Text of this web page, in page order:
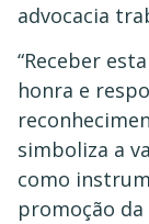
advocacia
“Receber
honra e
simboliza a
como
promoção